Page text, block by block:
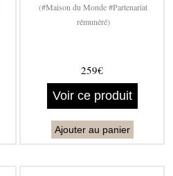
(#Maison du Monde #Partenariat
rémunéré)
259€
Voir ce produit
Ajouter au panier